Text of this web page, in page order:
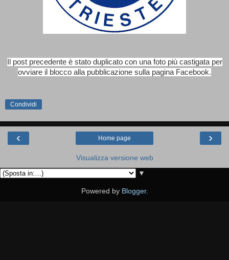
Il post precedente è stato duplicato con una foto più castigata per
ovviare il blocco alla pubblicazione sulla pagina Facebook.
Condividi
‹ ›
Home page
Visualizza versione web
▼
Powered by Blogger.